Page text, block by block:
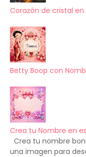
Corazón de cristal
Betty Boop con
Crea tu Nombre en
Crea tu nombre
una imagen para